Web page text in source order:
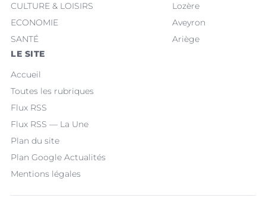
CULTURE & LOISIRS
ECONOMIE
SANTÉ
Lozère
Aveyron
Ariège
LE SITE
Accueil
Toutes les rubriques
Flux RSS
Flux RSS — La Une
Plan du site
Plan Google Actualités
Mentions légales